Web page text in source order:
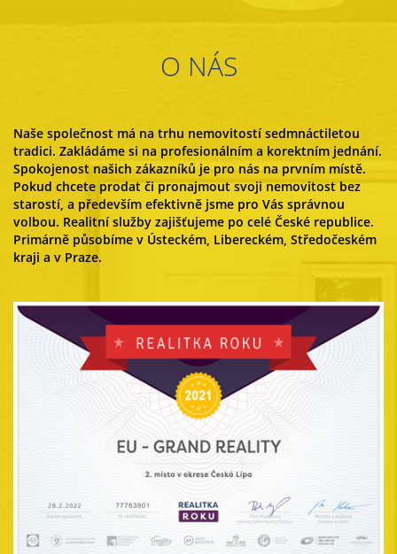
O NÁS
Naše společnost má na trhu nemovitostí sedmnáctiletou
tradici. Zakládáme si na profesionálním a korektním jednání.
Spokojenost našich zákazníků je pro nás na prvním místě.
Pokud chcete prodat či pronajmout svoji nemovitost bez
starostí, a především efektivně jsme pro Vás správnou
volbou. Realitní služby zajišťujeme po celé České republice.
Primárně působíme v Ústeckém, Libereckém, Středočeském
kraji a v Praze.